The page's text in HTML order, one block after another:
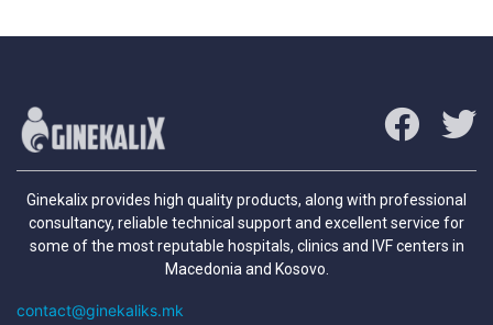
Ginekalix provides high quality products, along with professional
consultancy, reliable technical support and excellent service for
some of the most reputable hospitals, clinics and IVF centers in
Macedonia and Kosovo.
contact@ginekaliks.mk